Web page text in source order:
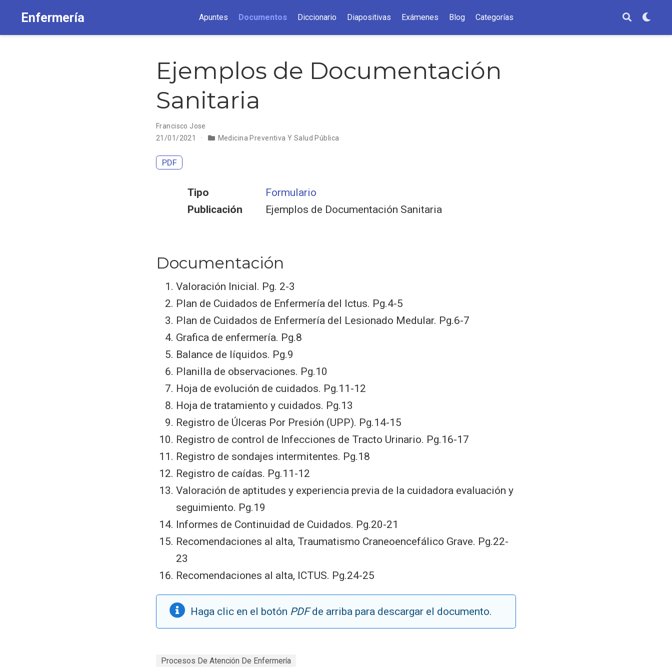
Enfermería Apuntes Documentos Diccionario Diapositivas Exámenes Blog Categorías
Ejemplos de Documentación
Sanitaria
Francisco Jose
21/01/2021
Medicina Preventiva Y Salud Pública
PDF
Tipo
Formulario
Publicación
Ejemplos de Documentación Sanitaria
Documentación
Valoración Inicial. Pg. 2-3
Plan de Cuidados de Enfermería del Ictus. Pg.4-5
Plan de Cuidados de Enfermería del Lesionado Medular. Pg.6-7
Grafica de enfermería. Pg.8
Balance de líquidos. Pg.9
Planilla de observaciones. Pg.10
Hoja de evolución de cuidados. Pg.11-12
Hoja de tratamiento y cuidados. Pg.13
Registro de Úlceras Por Presión (UPP). Pg.14-15
Registro de control de Infecciones de Tracto Urinario. Pg.16-17
Registro de sondajes intermitentes. Pg.18
Registro de caídas. Pg.11-12
Valoración de aptitudes y experiencia previa de la cuidadora evaluación y
seguimiento. Pg.19
Informes de Continuidad de Cuidados. Pg.20-21
Recomendaciones al alta, Traumatismo Craneoencefálico Grave. Pg.22-
23
Recomendaciones al alta, ICTUS. Pg.24-25
Haga clic en el botón PDFde arriba para descargar el documento.
Procesos De Atención De Enfermería